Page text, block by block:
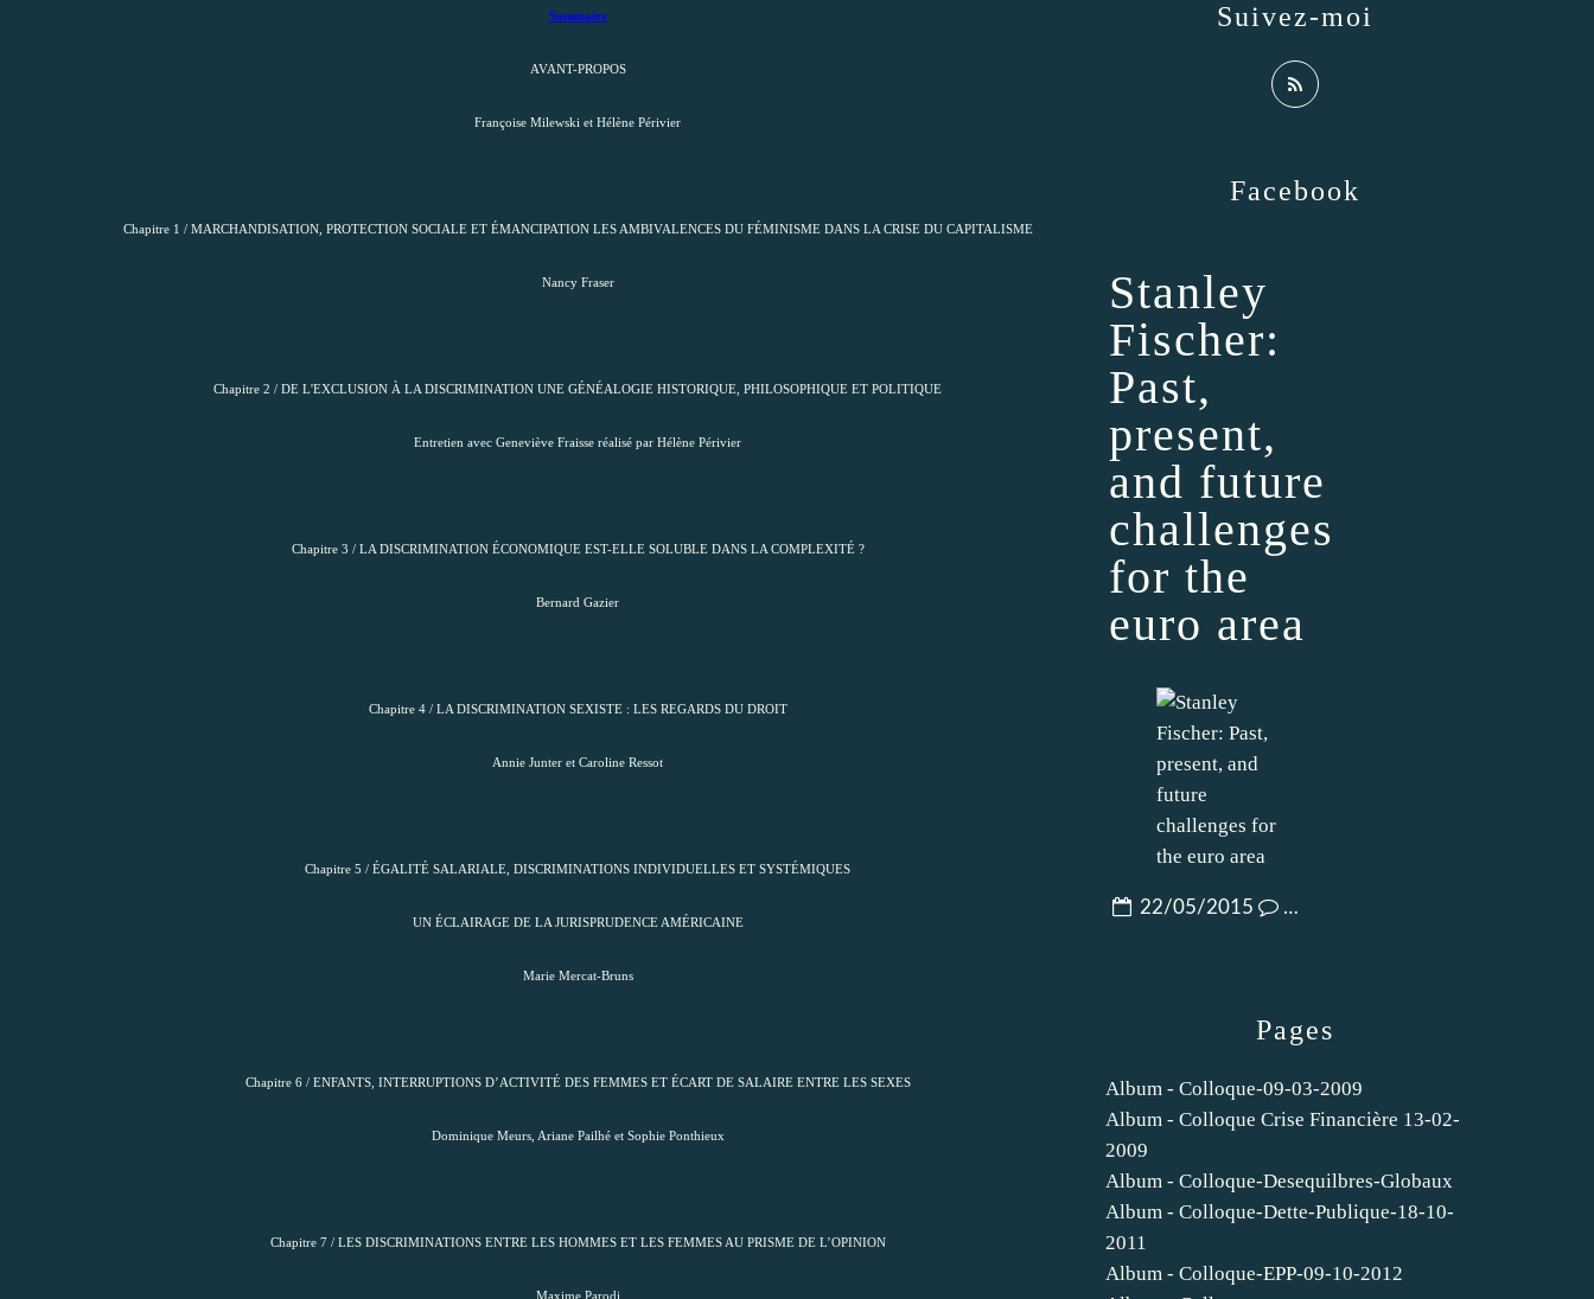
Sommaire
AVANT-PROPOS
Françoise Milewski et Hélène Périvier
Chapitre 1 / MARCHANDISATION, PROTECTION SOCIALE ET ÉMANCIPATION LES AMBIVALENCES DU FÉMINISME DANS LA CRISE DU CAPITALISME
Nancy Fraser
Chapitre 2 / DE L'EXCLUSION À LA DISCRIMINATION UNE GÉNÉALOGIE HISTORIQUE, PHILOSOPHIQUE ET POLITIQUE
Entretien avec Geneviève Fraisse réalisé par Hélène Périvier
Chapitre 3 / LA DISCRIMINATION ÉCONOMIQUE EST-ELLE SOLUBLE DANS LA COMPLEXITÉ ?
Bernard Gazier
Chapitre 4 / LA DISCRIMINATION SEXISTE : LES REGARDS DU DROIT
Annie Junter et Caroline Ressot
Chapitre 5 / ÉGALITÉ SALARIALE, DISCRIMINATIONS INDIVIDUELLES ET SYSTÉMIQUES
UN ÉCLAIRAGE DE LA JURISPRUDENCE AMÉRICAINE
Marie Mercat-Bruns
Chapitre 6 / ENFANTS, INTERRUPTIONS D’ACTIVITÉ DES FEMMES ET ÉCART DE SALAIRE ENTRE LES SEXES
Dominique Meurs, Ariane Pailhé et Sophie Ponthieux
Chapitre 7 / LES DISCRIMINATIONS ENTRE LES HOMMES ET LES FEMMES AU PRISME DE L’OPINION
Maxime Parodi
Pages
Album - Colloque-09-03-2009
Album - Colloque Crise Financière 13-02-
2009
Album - Colloque-Desequilbres-Globaux
Album - Colloque-Dette-Publique-18-10-
2011
Album - Colloque-EPP-09-10-2012
Suivez-moi
Facebook
Stanley
Fischer:
Past,
present,
and future
challenges
for the
euro area
22/05/2015 …